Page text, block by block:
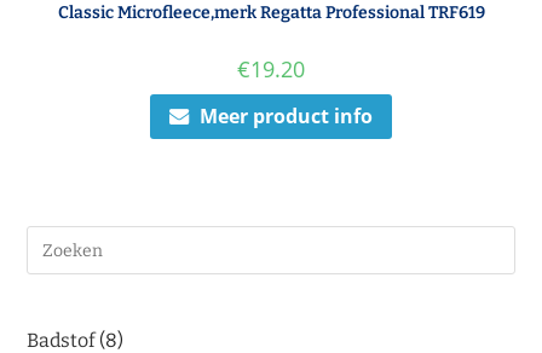
Classic Microfleece,merk Regatta Professional TRF619
€19.20
Meer product info
Badstof 8